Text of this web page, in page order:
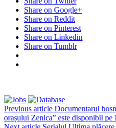
Share on Google+
Share on Reddit
Share on Pinterest
Share on Linkedin
Share on Tumblr
Previous article Documentarul
orașului Zenica” este disponibil